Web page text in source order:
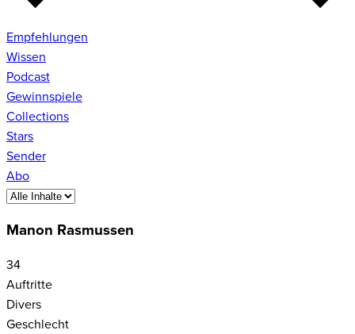
Empfehlungen
Wissen
Podcast
Gewinnspiele
Collections
Stars
Sender
Abo
Manon Rasmussen
34
Auftritte
Divers
Geschlecht